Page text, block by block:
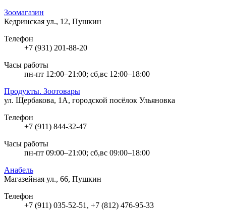
Зоомагазин
Кедринская ул., 12, Пушкин
Телефон
+7 (931) 201-88-20
Часы работы
пн-пт 12:00–21:00; сб,вс 12:00–18:00
Продукты. Зоотовары
ул. Щербакова, 1А, городской посёлок Ульяновка
Телефон
+7 (911) 844-32-47
Часы работы
пн-пт 09:00–21:00; сб,вс 09:00–18:00
Анабель
Магазейная ул., 66, Пушкин
Телефон
+7 (911) 035-52-51, +7 (812) 476-95-33